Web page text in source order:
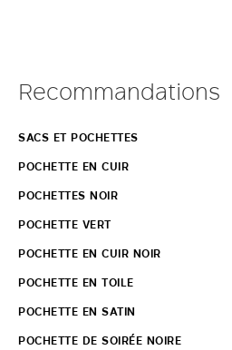
Recommandations
SACS ET POCHETTES
POCHETTE EN CUIR
POCHETTES NOIR
POCHETTE VERT
POCHETTE EN CUIR NOIR
POCHETTE EN TOILE
POCHETTE EN SATIN
POCHETTE DE SOIRÉE NOIRE